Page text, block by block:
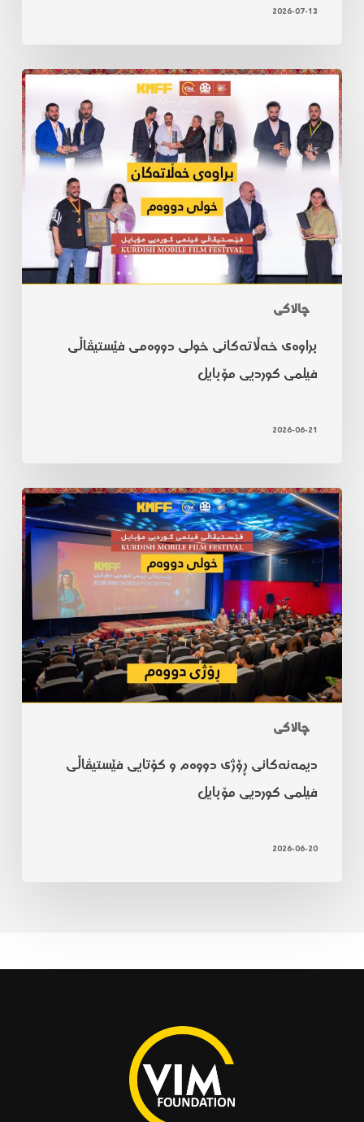
2026-07-13
چالاکی
براوەی خەڵاتەکانی خولی دووەمی فێستیڤاڵی
فیلمی کوردیی مۆبایل
2026-06-21
چالاکی
دیمەنەکانی ڕۆژی دووەم و کۆتایی فێستیڤاڵی
فیلمی کوردیی مۆبایل
2026-06-20